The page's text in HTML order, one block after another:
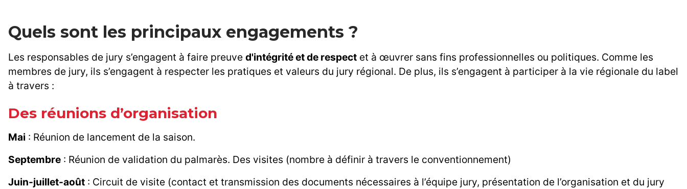
Quels sont les principaux engagements ?
Les responsables de jury s’engagent à faire preuve d'intégrité et de respect et à œuvrer sans fins professionnelles ou politiques. Comme les
membres de jury, ils s’engagent à respecter les pratiques et valeurs du jury régional. De plus, ils s’engagent à participer à la vie régionale du label
à travers :
Des réunions d’organisation
Mai : Réunion de lancement de la saison.
Septembre : Réunion de validation du palmarès. Des visites (nombre à définir à travers le conventionnement)
Juin-juillet-août : Circuit de visite (contact et transmission des documents nécessaires à l’équipe jury, présentation de l’organisation et du jury